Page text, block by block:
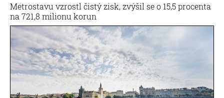
Metrostavu vzrostl čistý zisk, zvýšil se o 15,5 procenta
na 721,8 milionu korun